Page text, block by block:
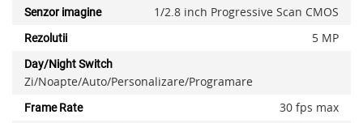
Senzor imagine 1/2.8 inch Progressive Scan CMOS
Rezolutii 5 MP
Day/Night Switch
Zi/Noapte/Auto/Personalizare/Programare
Frame Rate 30 fps max